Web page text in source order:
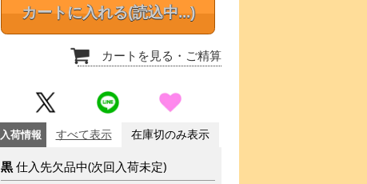
カートに入れる(読込中...)
カートを見る ・ご精算
入荷情報 すべて表示 在庫切のみ表示
黒 仕入先欠品中(次回入荷未定)